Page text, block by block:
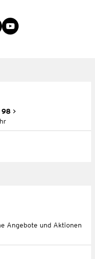
Angebote und Aktionen